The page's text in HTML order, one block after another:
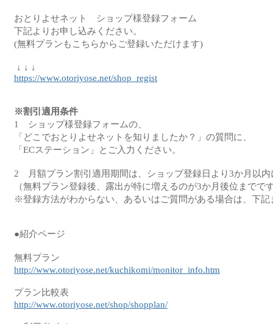
おとりよせネット　ショップ様登録フォーム
下記よりお申し込みください。
(無料プランもこちらからご登録いただけます)
https://www.otoriyose.net/shop_regist
※割引適用条件
1　ショップ様登録フォームの、
「どこでおとりよせネットを知りましたか？」の質問に、
「ECステーション」とご入力ください。
2　月額プラン割引適用期間は、ショップ登録日より3か月以
（無料プラン登録後、露出が特に増えるのが3か月後位までで
※登録方法がわからない、あるいはご質問がある場合は、下
●紹介ページ
http://www.otoriyose.net/kuchikomi/monitor_info.htm
http://www.otoriyose.net/shop/shopplan/